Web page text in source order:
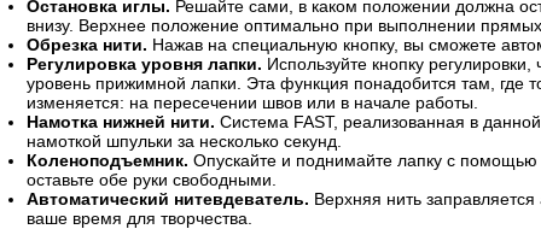
Остановка иглы. Решайте сами, в каком положении должна
внизу. Верхнее положение оптимально при выполнении
Обрезка нити. Нажав на специальную кнопку, вы сможете
Регулировка уровня лапки. Используйте кнопку
уровень прижимной лапки. Эта функция понадобится там, где
изменяется: на пересечении швов или в начале работы.
Намотка нижней нити. Система FAST, реализованная в
намоткой шпульки за несколько секунд.
Коленоподъемник. Опускайте и поднимайте лапку с
оставьте обе руки свободными.
Автоматический нитевдеватель. Верхняя нить
ваше время для творчества.